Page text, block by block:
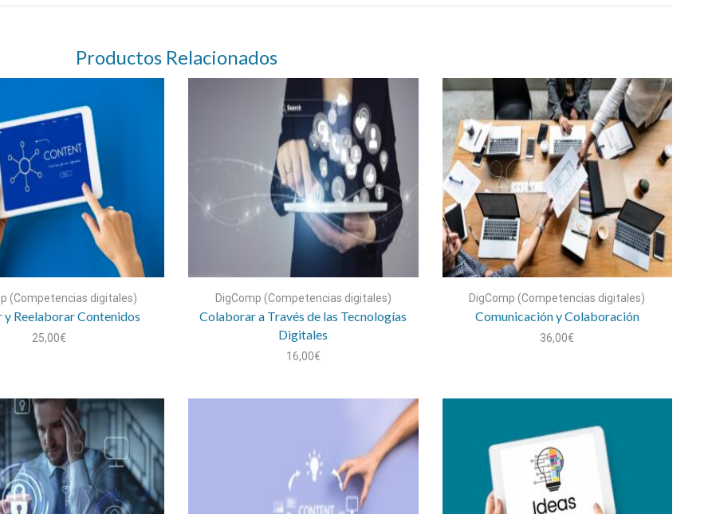
Productos Relacionados
(Competencias digitales)
y Reelaborar Contenidos
25,00€
DigComp (Competencias digitales)
Colaborar a Través de las Tecnologías
Digitales
16,00€
DigComp (Competencias digitales)
Comunicación y Colaboración
36,00€